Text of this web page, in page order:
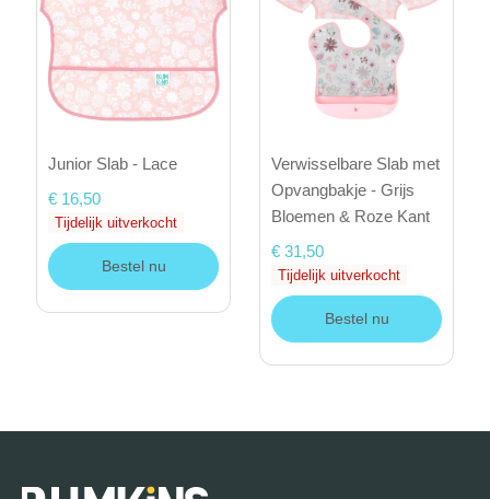
Junior Slab - Lace
€ 16,50
Tijdelijk uitverkocht
Bestel nu
Verwisselbare Slab met
Opvangbakje - Grijs
Bloemen & Roze Kant
€ 31,50
Tijdelijk uitverkocht
Bestel nu